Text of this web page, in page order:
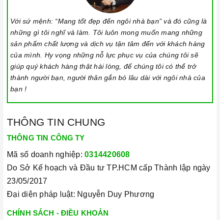
Đặt dụng cụ nấu đúng trọng tâm của vùng nấu trước khi bật
cảm ứng để tránh các mã lỗi và để tiết kiệm điện năng.
Bật bếp bằng cách chạm vào nút bật/ tắt trên bảng điều
khiển, và thao tác trượt để tăng giảm công suất/ nhiệt độ/
thời gian.
Khóa trẻ em: sử dụng để bảo đảm an toàn nếu nhà có trẻ em
sẽ tiếp tục chạy khi sử dụng tính năng này. Để kích hoạt
hoặc tắt tính năng này, nhấn giữ biểu tượng khóa trong vài
giây cho đến khi có tín hiệu thông báo.
Lưu ý vệ sinh và bảo quản bếp
Luôn dùng khăn mềm và khô để vệ sinh mặt bếp, chú ý lau
thật nhẹ để tránh làm trầy xước mặt bếp.
Đối với các vết bẩn cứng đầu, có thể dùng giấy ướt hoặc chất
Với sứ mệnh: “Mang tốt đẹp đến ngôi nhà bạn” và đó cũng là
những gì tôi nghĩ và làm. Tôi luôn mong muốn mang những
sản phẩm chất lượng và dịch vụ tận tâm đến với khách hàng
của mình. Hy vọng những nỗ lực phục vụ của chúng tôi sẽ
giúp quý khách hàng thật hài lòng, để chúng tôi có thể trở
thành người bạn, người thân gắn bó lâu dài với ngôi nhà của
bạn !
THÔNG TIN CHUNG
THÔNG TIN CÔNG TY
Mã số doanh nghiệp: 0314420608
Do Sở Kế hoạch và Đầu tư TP.HCM cấp Thành lập ngày
23/05/2017
Đại diện pháp luật: Nguyễn Duy Phương
CHÍNH SÁCH - ĐIỀU KHOẢN